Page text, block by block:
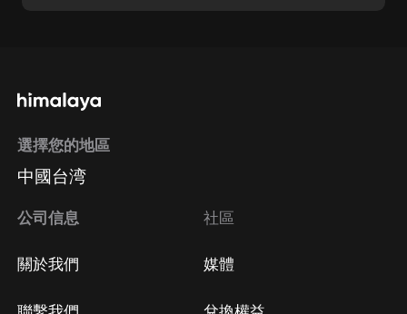
選擇您的地區
中國台湾
公司信息
關於我們
社區
媒體